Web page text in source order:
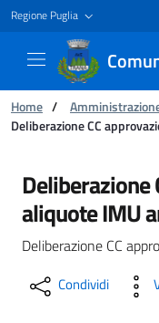
Regione Puglia
Ti trovi in:
Home /
Deliberazione CC
Deliberazione
Deliberazione
aliquote IMU
Deliberazione CC
Condividi